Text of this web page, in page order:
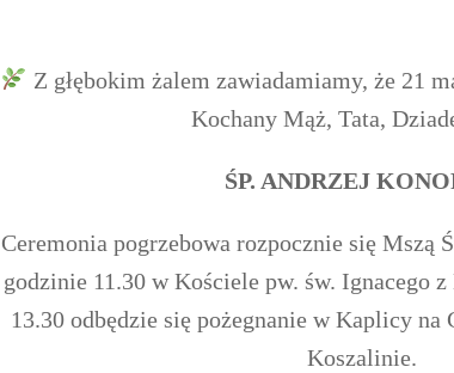
Z głębokim żalem zawiadamiamy, że 21
Kochany Mąż, Tata,
ŚP. ANDRZEJ
Ceremonia pogrzebowa rozpocznie się Mszą
godzinie 11.30 w Kościele pw. św. Ignacego
13.30 odbędzie się pożegnanie w Kaplicy
Koszalinie.